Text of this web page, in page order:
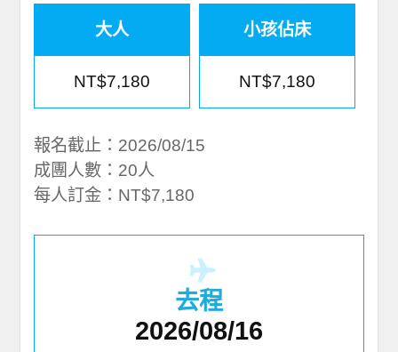
大人
NT$7,180
小孩佔床
NT$7,180
報名截止：2026/08/15
成團人數：20人
每人訂金：NT$7,180
去程
2026/08/16